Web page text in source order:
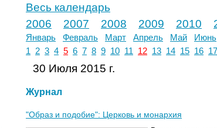
Весь календарь
2006
2007 2008 2009 2010
Январь Февраль Март Апрель Май Июнь
1
2 3 4 5 6 7 8 9 10 11 12 13 14 15 16 17
30 Июля 2015 г.
Журнал
"Образ и подобие": Церковь и монархия